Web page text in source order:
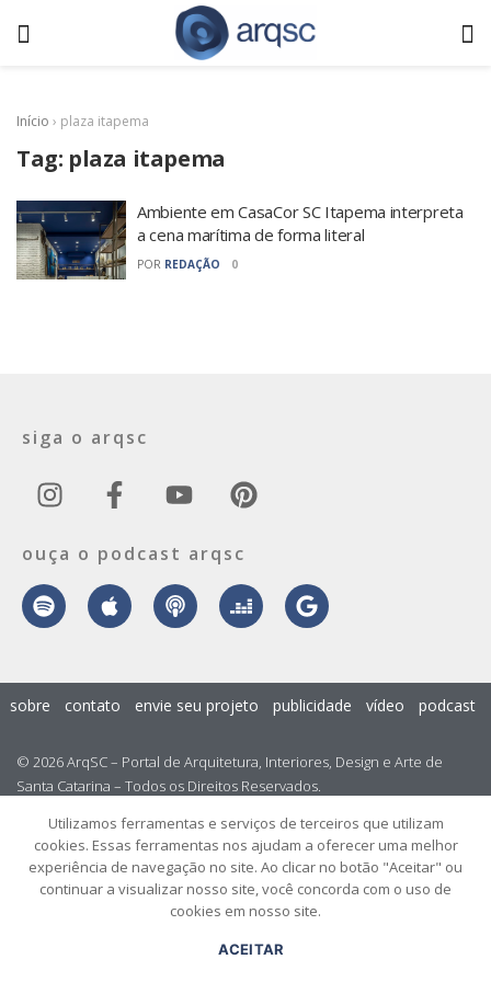
Início › plaza itapema
Tag: plaza itapema
Ambiente em CasaCor SC Itapema interpreta
a cena marítima de forma literal
POR REDAÇÃO 0
siga o arqsc
ouça o podcast arqsc
© 2026 ArqSC – Portal de Arquitetura, Interiores, Design e Arte de
Santa Catarina – Todos os Direitos Reservados.
sobre contato envie seu projeto publicidade vídeo podcast
Utilizamos ferramentas e serviços de terceiros que utilizam
cookies. Essas ferramentas nos ajudam a oferecer uma melhor
experiência de navegação no site. Ao clicar no botão "Aceitar" ou
continuar a visualizar nosso site, você concorda com o uso de
cookies em nosso site.
ACEITAR